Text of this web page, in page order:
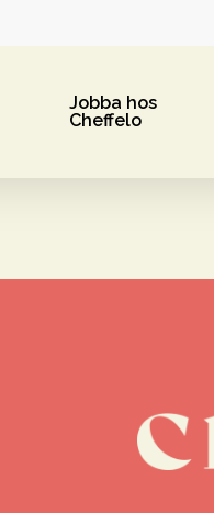
Jobba hos
Cheffelo